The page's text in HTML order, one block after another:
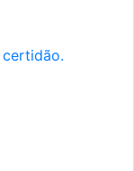
certidão.